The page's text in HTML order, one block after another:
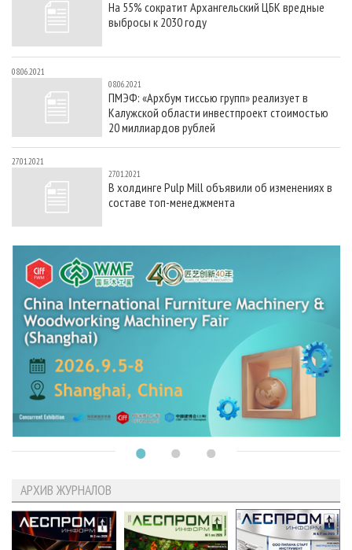
СУШКА ДРЕВЕСИНЫ
ПРОИЗВОДСТВО ДРЕВЕСНЫХ ПЛИТ
ДЕРЕВЯННОЕ ДОМОСТРОЕНИЕ
ПРОИЗВОДСТВО МЕБЕЛИ
БИОЭНЕРГЕТИКА
ЦБП
ИНСТРУМЕНТ И МАТЕРИАЛЫ
ПЕРСОНЫ
МОБИЛЬНЫЕ ВЫСТАВКИ
ПРИОРИТЕТНЫЕ ИНВЕСТПРОЕКТЫ
RUSSIAN FORESTRY REVIEW
ГАЗЕТА ЛЕСПРОМФОРУМ
БИБЛИОТЕКА СПЕЦИАЛИСТА
КОНТАКТЫ
РЕКЛАМА
На 55% сократит Архангельский ЦБК вредные
выбросы к 2030 году
08.06.2021
08.06.2021
ПМЭФ: «Архбум тиссью групп» реализует в
Калужской области инвестпроект стоимостью
20 миллиардов рублей
27.01.2021
27.01.2021
В холдинге Pulp Mill объявили об изменениях в
составе топ-менеджмента
АРХИВ ЖУРНАЛОВ